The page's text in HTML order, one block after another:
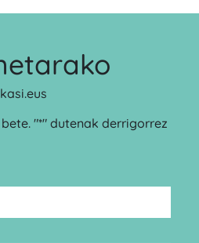
"*" dutenak derrigorrez